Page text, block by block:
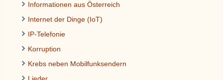
Informationen aus Österreich
Internet der Dinge (IoT)
IP-Telefonie
Korruption
Krebs neben Mobilfunksendern